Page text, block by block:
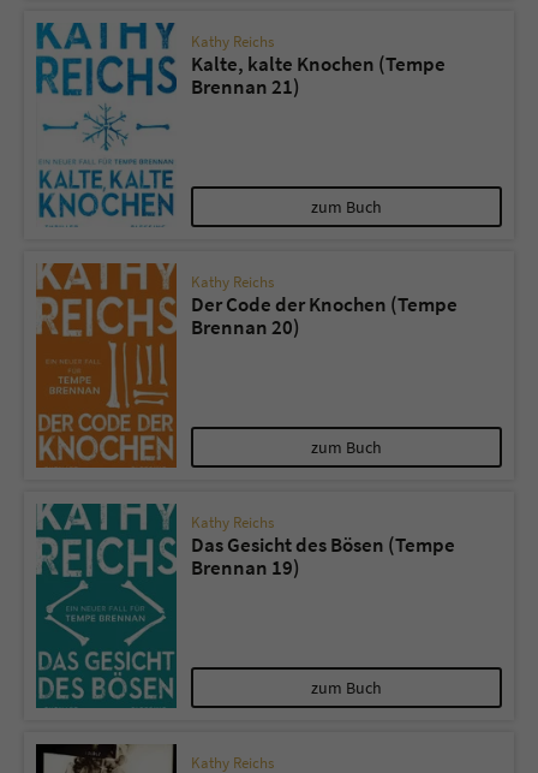
Kathy Reichs
Kalte, kalte Knochen (Tempe
Brennan 21)
zum Buch
Kathy Reichs
Der Code der Knochen (Tempe
Brennan 20)
zum Buch
Kathy Reichs
Das Gesicht des Bösen (Tempe
Brennan 19)
zum Buch
Kathy Reichs